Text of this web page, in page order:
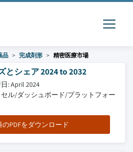
品 完成剤形 精密医療市場
とシェア 2024 to 2032
: April 2024
セル/ダッシュボード/プラットフォー
のPDFをダウンロード